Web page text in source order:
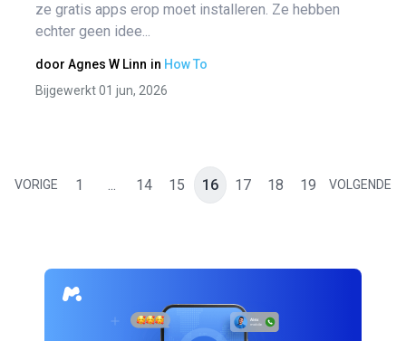
ze gratis apps erop moet installeren. Ze hebben
echter geen idee...
door Agnes W Linn in How To
Bijgewerkt 01 jun, 2026
VORIGE 1 ... 14 15 16 17 18 19 VOLGENDE